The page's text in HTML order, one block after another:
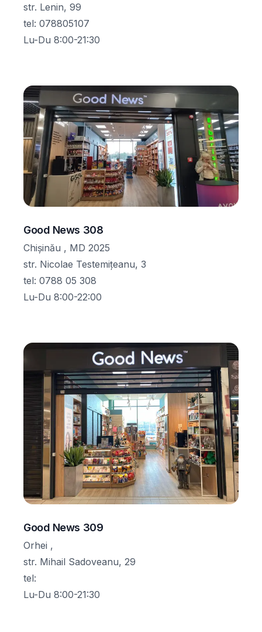
str. Lenin, 99
tel: 078805107
Lu-Du 8:00-21:30
Good News 308
Chișinău , MD 2025
str. Nicolae Testemițeanu, 3
tel: 0788 05 308
Lu-Du 8:00-22:00
Good News 309
Orhei ,
str. Mihail Sadoveanu, 29
tel:
Lu-Du 8:00-21:30